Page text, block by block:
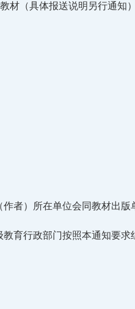
材（具体报送说明另行通知
者）所在单位会同教材出版
育行政部门按照本通知要求